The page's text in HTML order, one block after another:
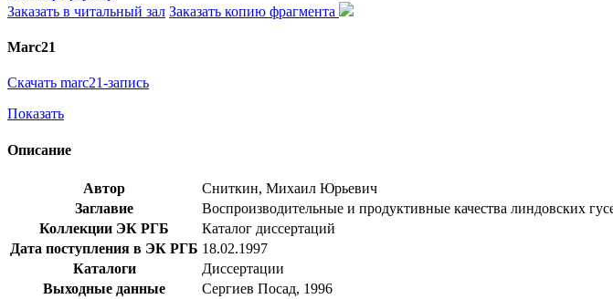
Заказать в читальный зал Заказать копию фрагмента
Marc21
Скачать marc21-запись
Показать
Описание
Автор
Сниткин, Михаил Юрьевич
Заглавие
Воспроизводительные и продуктивные качества линдовских
Коллекции ЭК РГБ
Каталог диссертаций
Дата поступления в ЭК РГБ 18.02.1997
Каталоги
Диссертации
Выходные данные
Сергиев Посад, 1996